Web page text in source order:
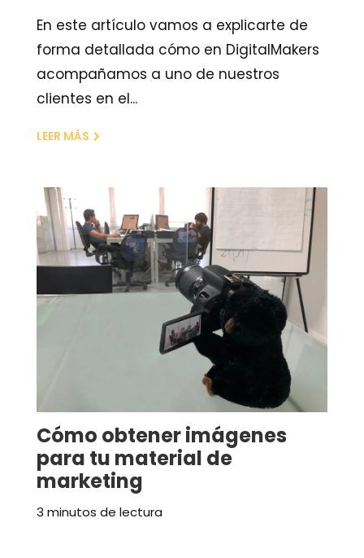
En este artículo vamos a explicarte de
forma detallada cómo en DigitalMakers
acompañamos a uno de nuestros
clientes en el...
LEER MÁS
Cómo obtener imágenes
para tu material de
marketing
3 minutos de lectura